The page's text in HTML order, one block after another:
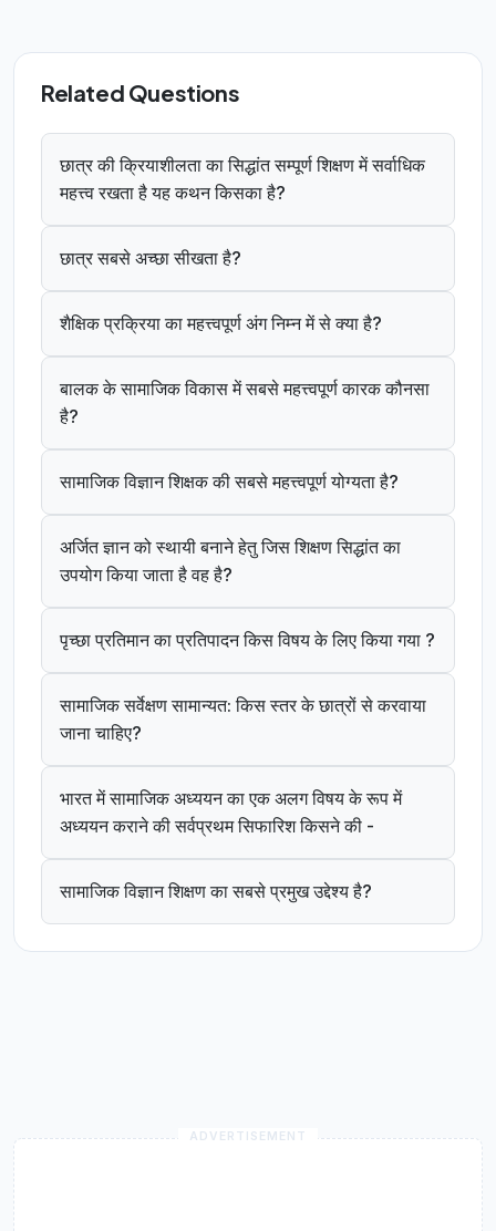
Related Questions
छात्र की क्रियाशीलता का सिद्धांत सम्पूर्ण शिक्षण में सर्वाधिक
महत्त्व रखता है यह कथन किसका है?
छात्र सबसे अच्छा सीखता है?
शैक्षिक प्रक्रिया का महत्त्वपूर्ण अंग निम्न में से क्या है?
बालक के सामाजिक विकास में सबसे महत्त्वपूर्ण कारक कौनसा
है?
सामाजिक विज्ञान शिक्षक की सबसे महत्त्वपूर्ण योग्यता है?
अर्जित ज्ञान को स्थायी बनाने हेतु जिस शिक्षण सिद्धांत का
उपयोग किया जाता है वह है?
पृच्छा प्रतिमान का प्रतिपादन किस विषय के लिए किया गया ?
सामाजिक सर्वेक्षण सामान्यत: किस स्तर के छात्रों से करवाया
जाना चाहिए?
भारत में सामाजिक अध्ययन का एक अलग विषय के रूप में
अध्ययन कराने की सर्वप्रथम सिफारिश किसने की -
सामाजिक विज्ञान शिक्षण का सबसे प्रमुख उद्देश्य है?